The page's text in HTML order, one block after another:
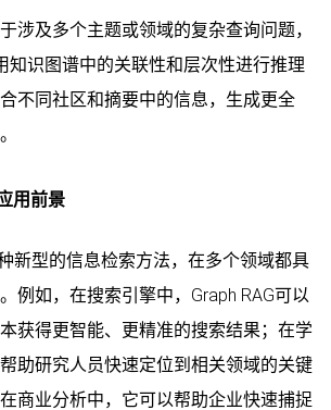
涉及多个主题或领域的复杂查询问题，
知识图谱中的关联性和层次性进行推理
不同社区和摘要中的信息，生成更全
用前景
新型的信息检索方法，在多个领域都具
例如，在搜索引擎中，Graph RAG可以
获得更智能、更精准的搜索结果；在学
助研究人员快速定位到相关领域的关键
商业分析中，它可以帮助企业快速捕捉